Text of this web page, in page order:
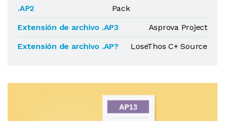
.AP2
Pack
Extensión de archivo .AP3
Asprova Project
Extensión de archivo .AP?
LoseThos C+ Source